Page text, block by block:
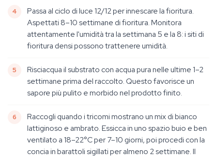
Passa al ciclo di luce 12/12 per innescare la fioritura.
Aspettati 8–10 settimane di fioritura. Monitora
attentamente l'umidità tra la settimana 5 e la 8: i siti di
fioritura densi possono trattenere umidità.
Risciacqua il substrato con acqua pura nelle ultime 1–2
settimane prima del raccolto. Questo favorisce un
sapore più pulito e morbido nel prodotto finito.
Raccogli quando i tricomi mostrano un mix di bianco
lattiginoso e ambrato. Essicca in uno spazio buio e ben
ventilato a 18–22°C per 7–10 giorni, poi procedi con la
concia in barattoli sigillati per almeno 2 settimane. Il